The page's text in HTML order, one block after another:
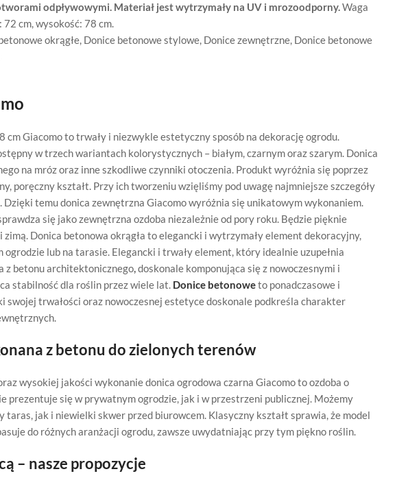
odpływowymi. Materiał jest wytrzymały na UV i mrozoodporny.Waga
cm, wysokość: 78 cm.
okrągłe, Donice betonowe stylowe, Donice zewnętrzne, Donice betonowe
cm Giacomo to trwały i niezwykle estetyczny sposób na dekorację ogrodu.
w trzech wariantach kolorystycznych – białym, czarnym oraz szarym. Donica
na mróz oraz inne szkodliwe czynniki otoczenia. Produkt wyróżnia się poprzez
poręczny kształt. Przy ich tworzeniu wzięliśmy pod uwagę najmniejsze szczegóły
Dzięki temu donica zewnętrzna Giacomo wyróżnia się unikatowym wykonaniem.
się jako zewnętrzna ozdoba niezależnie od pory roku. Będzie pięknie
zimą. Donica betonowa okrągła to elegancki i wytrzymały element dekoracyjny,
lub na tarasie. Elegancki i trwały element, który idealnie uzupełnia
z betonu architektonicznego,doskonale komponująca się z nowoczesnymi i
stabilność dla roślin przez wiele lat. Donice betonoweto ponadczasowe i
swojej trwałości oraz nowoczesnej estetyce doskonale podkreśla charakter
z betonu do zielonych terenów
wysokiej jakości wykonanie donica ogrodowa czarna Giacomo to ozdoba o
prezentuje się w prywatnym ogrodzie, jak i w przestrzeni publicznej. Możemy
taras, jak i niewielki skwer przed biurowcem. Klasyczny kształt sprawia, że model
do różnych aranżacji ogrodu, zawsze uwydatniając przy tym piękno roślin.
– nasze propozycje